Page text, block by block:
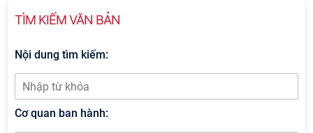
TÌM KIẾM VĂN BẢN
Nội dung tìm kiếm:
Cơ quan ban hành: